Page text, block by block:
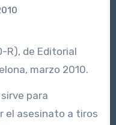
marzo 2010.
para
el asesinato a tiros